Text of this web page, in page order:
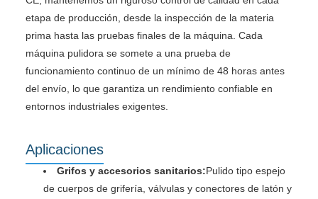
etapa de producción, desde la inspección de la materia
prima hasta las pruebas finales de la máquina. Cada
máquina pulidora se somete a una prueba de
funcionamiento continuo de un mínimo de 48 horas antes
del envío, lo que garantiza un rendimiento confiable en
entornos industriales exigentes.
Aplicaciones
Grifos y accesorios sanitarios:Pulido tipo espejo
de cuerpos de grifería, válvulas y conectores de latón y